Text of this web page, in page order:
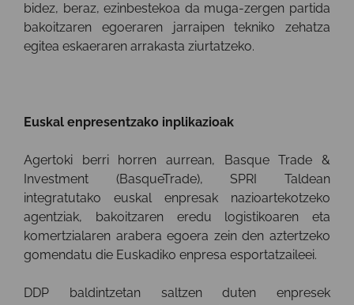
bidez, beraz, ezinbestekoa da muga-zergen partida
bakoitzaren egoeraren jarraipen tekniko zehatza
egitea eskaeraren arrakasta ziurtatzeko.
Euskal enpresentzako inplikazioak
Agertoki berri horren aurrean, Basque Trade &
Investment (BasqueTrade), SPRI Taldean
integratutako euskal enpresak nazioartekotzeko
agentziak, bakoitzaren eredu logistikoaren eta
komertzialaren arabera egoera zein den aztertzeko
gomendatu die Euskadiko enpresa esportatzaileei.
DDP baldintzetan saltzen duten enpresek